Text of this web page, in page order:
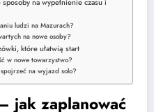
ludzi na Mazurach?
na nowe osoby?
które ułatwią start
w nowe towarzystwo?
na wyjazd solo?
jak zaplanować